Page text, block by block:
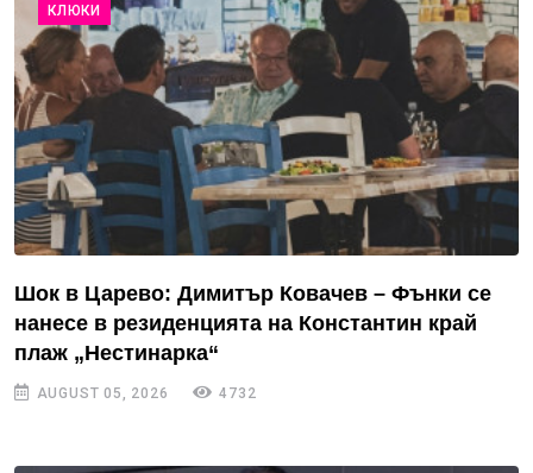
КЛЮКИ
Шок в Царево: Димитър Ковачев – Фънки се
нанесе в резиденцията на Константин край
плаж „Нестинарка“
AUGUST 05, 2026 4732